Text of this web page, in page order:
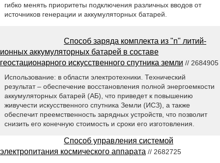
гибко менять приоритеты подключения различных вводов от
источников генерации и аккумуляторных батарей.
Способ заряда комплекта из "n" литий-
ионных аккумуляторных батарей в составе
геостационарного искусственного спутника земли // 2684905
Использование: в области электротехники. Технический
результат – обеспечение восстановления полной энергоемкости
аккумуляторных батарей (АБ), что приведет к повышению
живучести искусственного спутника Земли (ИСЗ), а также
обеспечит преемственность зарядных устройств, что позволит
снизить его конечную стоимость и сроки его изготовления.
Способ управления системой
электропитания космического аппарата // 2682725